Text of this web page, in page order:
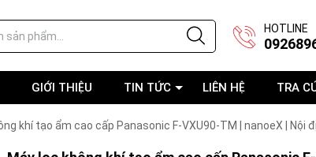
HOTLINE
GIỚI THIỆU TIN TỨC LIÊN HỆ TRA
khí tạo ẩm cao cấp Panasonic F-VXU90-TM | nanoeX | Nội